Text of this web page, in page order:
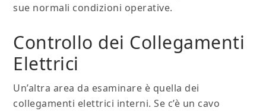
sue normali condizioni operative.
Controllo dei Collegamenti
Elettrici
Un’altra area da esaminare è quella dei
collegamenti elettrici interni. Se c’è un cavo